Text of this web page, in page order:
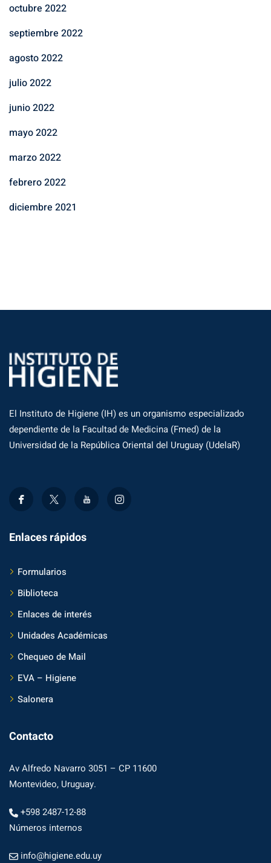
octubre 2022
septiembre 2022
agosto 2022
julio 2022
junio 2022
mayo 2022
marzo 2022
febrero 2022
diciembre 2021
El Instituto de Higiene (IH) es un organismo especializado
dependiente de la Facultad de Medicina (Fmed) de la
Universidad de la República Oriental del Uruguay (UdelaR)
Enlaces rápidos
Formularios
Biblioteca
Enlaces de interés
Unidades Académicas
Chequeo de Mail
EVA – Higiene
Salonera
Contacto
Av Alfredo Navarro 3051 – CP 11600
Montevideo, Uruguay.
+598 2487-12-88
Números internos
info@higiene.edu.uy